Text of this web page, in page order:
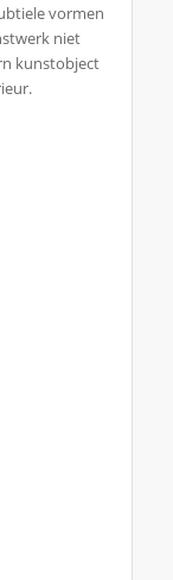
vormen
niet
kunstobject